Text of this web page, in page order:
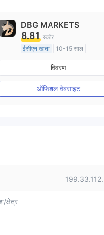
DBG MARKETS
8.81 स्कोर
ईसीएन खाता
10-15 साल
ऑस्ट्रेलिया विनियमन
मार्केट मेकिंग (एमएम)
मुख्य-लेबल MT4
विवरण
ऑफिशल वेबसाइट
क्षेत्र